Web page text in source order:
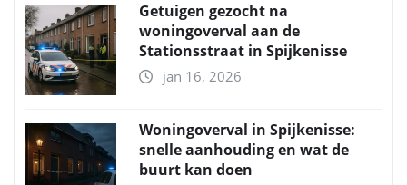
Getuigen gezocht na
woningoverval aan de
Stationsstraat in Spijkenisse
jan 16, 2026
Woningoverval in Spijkenisse:
snelle aanhouding en wat de
buurt kan doen